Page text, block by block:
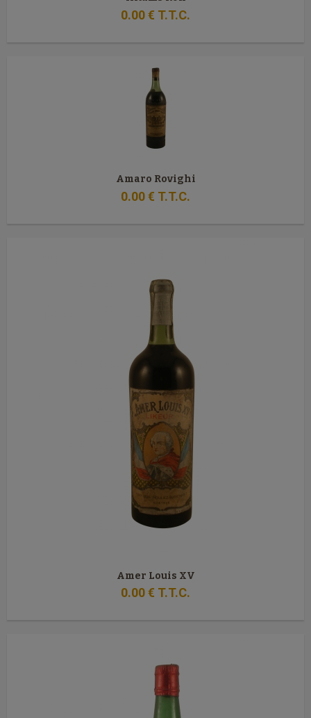
0.00€ T.T.C.
Amaro Rovighi
0.00€ T.T.C.
Amer Louis XV
0.00€ T.T.C.